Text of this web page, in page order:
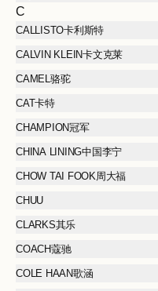
C
CALLISTO卡利斯特
CALVIN KLEIN卡文克莱
CAMEL骆驼
CAT卡特
CHAMPION冠军
CHINA LINING中国李宁
CHOW TAI FOOK周大福
CHUU
CLARKS其乐
COACH蔻驰
COLE HAAN歌涵